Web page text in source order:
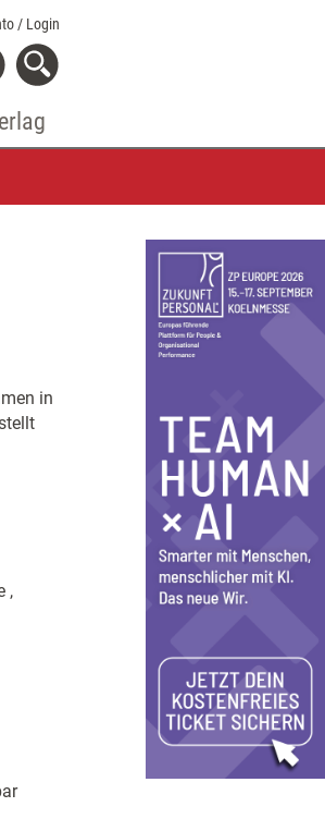
/ Login
in
,